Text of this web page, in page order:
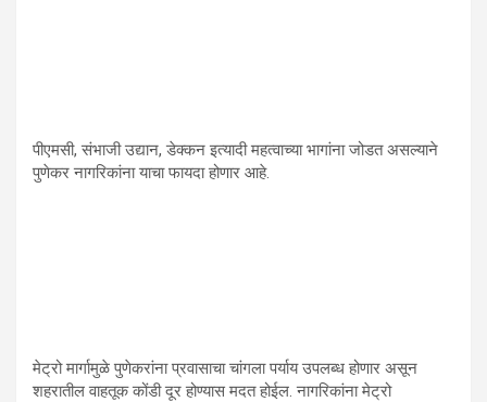
पीएमसी, संभाजी उद्यान, डेक्कन इत्यादी महत्वाच्या भागांना जोडत असल्याने
पुणेकर नागरिकांना याचा फायदा होणार आहे.
मेट्रो मार्गामुळे पुणेकरांना प्रवासाचा चांगला पर्याय उपलब्ध होणार असून
शहरातील वाहतूक कोंडी दूर होण्यास मदत होईल. नागरिकांना मेट्रो